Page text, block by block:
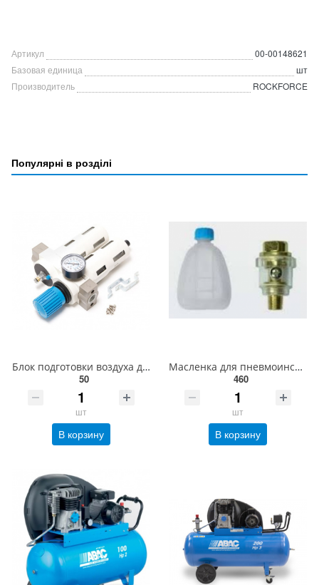
Артикул
00-00148621
Базовая единица
шт
Производитель
ROCKFORCE
Популярні в розділі
Блок подготовки воздуха для пневмосистемы (фильтр-регулятор + лубрикатор) 3/4диапазон регулировки да
50
шт
В корзину
Масленка для пневмоинструментов 153154XCMR
460
шт
В корзину